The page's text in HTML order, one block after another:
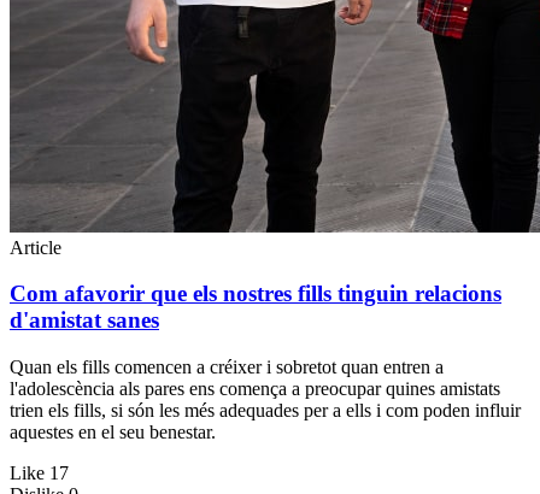
Article
Com afavorir que els nostres fills tinguin relacions
d'amistat sanes
Quan els fills comencen a créixer i sobretot quan entren a
l'adolescència als pares ens comença a preocupar quines amistats
trien els fills, si són les més adequades per a ells i com poden influir
aquestes en el seu benestar.
Like 17